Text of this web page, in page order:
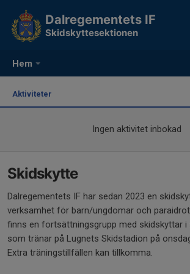
Hem
Dalregementets IF
Skidskyttesektionen
Aktiviteter
Ingen aktivitet inbokad
Skidskytte
Dalregementets IF har sedan 2023 en
verksamhet för barn/ungdomar och
finns en fortsättningsgrupp med skidskyttar i
som tränar på Lugnets Skidstadion på
Extra träningstillfällen kan tillkomma.